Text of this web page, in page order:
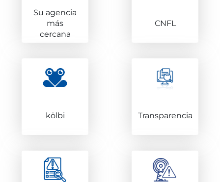
Su agencia
más
cercana
CNFL
kölbi Transparencia